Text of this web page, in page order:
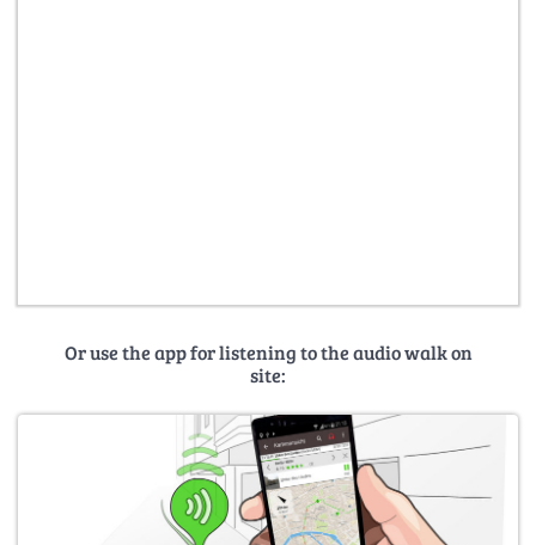
Or use the app for listening to the audio walk on
site: